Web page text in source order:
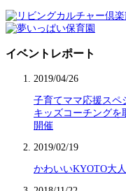
イベントレポート
2019/04/26
子育てママ応援スペ
キッズコーチングを
開催
2019/02/19
かわいいKYOTO大